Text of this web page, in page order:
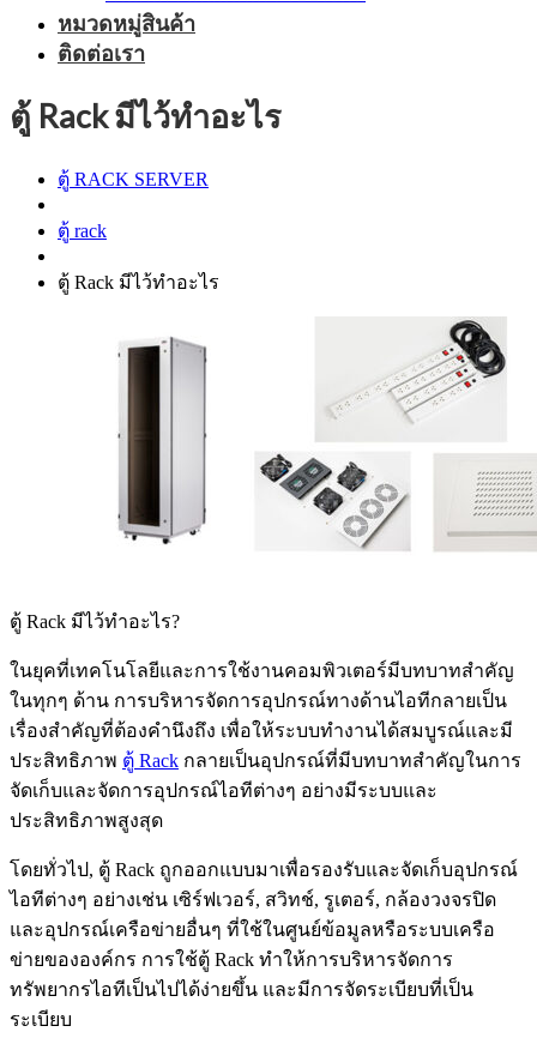
หมวดหมู่สินค้า
ติดต่อเรา
ตู้ Rack มีไว้ทำอะไร
ตู้ RACK SERVER
ตู้ rack
ตู้ Rack มีไว้ทำอะไร
ตู้ Rack มีไว้ทำอะไร?
ในยุคที่เทคโนโลยีและการใช้งานคอมพิวเตอร์มีบทบาทสำคัญ
ในทุกๆ ด้าน การบริหารจัดการอุปกรณ์ทางด้านไอทีกลายเป็น
เรื่องสำคัญที่ต้องคำนึงถึง เพื่อให้ระบบทำงานได้สมบูรณ์และมี
ประสิทธิภาพ ตู้ Rack กลายเป็นอุปกรณ์ที่มีบทบาทสำคัญในการ
จัดเก็บและจัดการอุปกรณ์ไอทีต่างๆ อย่างมีระบบและ
ประสิทธิภาพสูงสุด
โดยทั่วไป, ตู้ Rack ถูกออกแบบมาเพื่อรองรับและจัดเก็บอุปกรณ์
ไอทีต่างๆ อย่างเช่น เซิร์ฟเวอร์, สวิทช์, รูเตอร์, กล้องวงจรปิด
และอุปกรณ์เครือข่ายอื่นๆ ที่ใช้ในศูนย์ข้อมูลหรือระบบเครือ
ข่ายขององค์กร การใช้ตู้ Rack ทำให้การบริหารจัดการ
ทรัพยากรไอทีเป็นไปได้ง่ายขึ้น และมีการจัดระเบียบที่เป็น
ระเบียบ